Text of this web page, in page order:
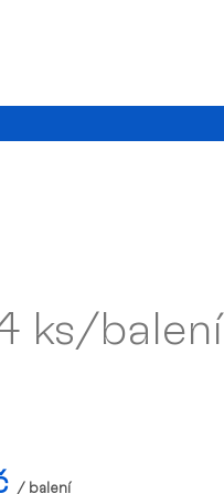
ks/balení
/ balení